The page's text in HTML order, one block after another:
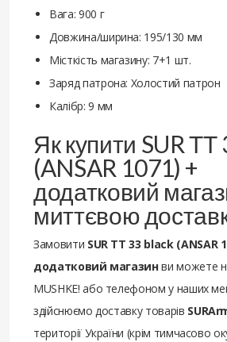
Вага: 900 г
Довжина/ширина: 195/130 мм
Місткість магазину: 7+1 шт.
Заряд патрона: Холостий патрон
Калібр: 9 мм
Як купити SUR ТТ
(ANSAR 1071) +
додатковий
миттєвою
Замовити SUR ТТ 33 black (ANSAR
додатковий магазинви можете
MUSHKE! або телефоном у наших
здійснюємо доставку товарів
території України (крім тимчасово